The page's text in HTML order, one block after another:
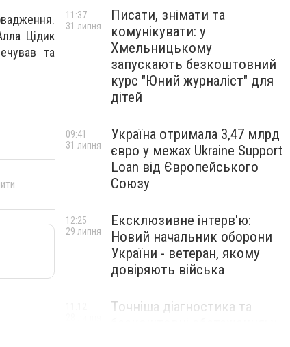
Цідик
та
Писати, знімати та
комунікувати: у
Хмельницькому
запускають безкоштовний
курс "Юний журналіст" для
дітей
11:37
31 липня
Україна отримала 3,47 млрд
євро у межах Ukraine Support
Loan від Європейського
Союзу
09:41
31 липня
Ексклюзивне інтерв'ю:
Новий начальник оборони
України - ветеран, якому
довіряють війська
12:25
29 липня
Точніша діагностика та